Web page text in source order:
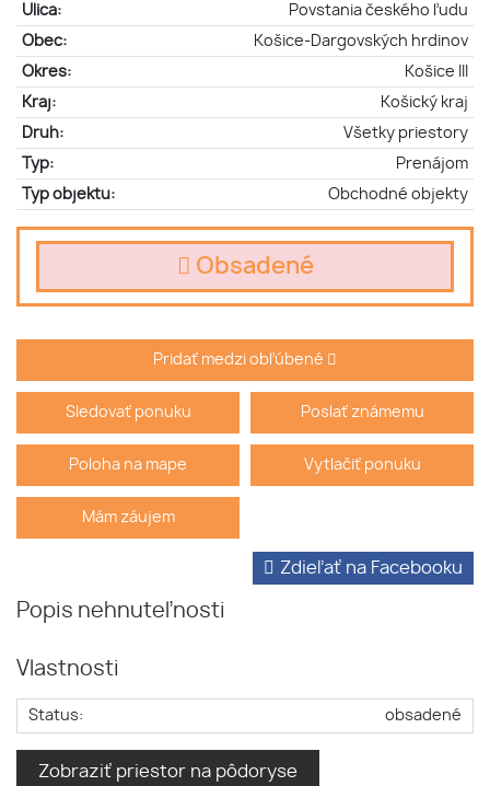
Ulica:
Povstania českého ľudu
Obec:
Košice-Dargovských hrdinov
Okres:
Košice III
Kraj:
Košický kraj
Druh:
Všetky priestory
Typ:
Prenájom
Typ objektu:
Obchodné objekty
Obsadené
Pridať medzi obľúbené
Sledovať ponuku Poslať známemu
Poloha na mape Vytlačiť ponuku
Mám záujem
Popis nehnuteľnosti
Zdieľať na Facebooku
Vlastnosti
Status: obsadené
Zobraziť priestor na pôdoryse